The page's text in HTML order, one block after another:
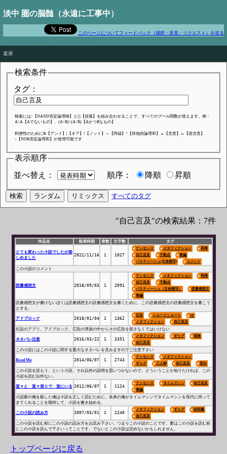
淡中 圏の脳髄（永遠に工事中）
このページについてフィードバック（感想・意見・リクエスト）を送る
書庫
検索条件
タグ：
検索には↑【NAND否定論理積】と()【括弧】を組み合わせることで、すべてのブール関数が使えます。例：
A↑A【Aでないもの】、(A↑B)↑(A↑B)【AかつBなもの】
利便性のために&【アンド】|【オア】!【ノット】⇔【同値】^【排他的論理和】→【含意】←【逆含意】
↓【NOR否定論理和】が使用可能です
表示順序
並べ替え：
順序： 降順 昇順
すべてのタグ
"自己言及"の検索結果：7件
作品名 発表時期 章数 文字数 タグ
とても変わった小説でしたが楽
しめました
2022/11/16 1 1027
ナンセンス メタフィクション
再帰
自己言及
不動点
掌編
パスティーシュ(文体模写)
コメント
この小説のコメント
読書感想文 2018/09/03 1 2091
ナンセンス メタフィクション
再帰
自己言及
不動点
パスティーシュ（文体模写）
読書感想文
掌編
読書感想文が書けないぼくは読書感想文の読書感想文を書くために、この読書感想文の読書感想文を書こう
とする。
アドブロック 2018/01/04 1 1362
広告 ショートショート
SF
メタフィクション
自己言及
伝説のアプリ、アドブロック。広告の津波の中からその広告を探さなくてはいけない
ネタバレ注意 2016/03/22 1 3351
メタフィクション ギャグ
冒険
自己言及
この小説にはこの小説に関する重大なネタバレを含みますのでご注意下さい
Read Me 2014/06/07 1 2743
ナンセンス
メタフィクション
ギャグ
三人称 自己言及 宣伝
この小説を読もう、という小説。それ以外の説明を思いつかないので、どういうことか知りたければ、この
小説を読む以外ない。
堂々と 堂々巡りで 堂にいる 2012/06/07 1 1124
ナンセンス タイムマシン
自己言及
掌編
小説家の俺を殺した俺は小説を正しく読むために、未来の俺がタイムマシンでタイムマシンを現代に持って
きてくれることを期待して、小説を書き始める。
この小説の読み方 2007/03/01 1 2240
メタフィクション ギャグ
説明書
自己言及
この小説を読む前にこの小説の読み方をお読み下さい。つまりこの小説のことです。要はこの小説を読む前
にこの小説を読んで下さいってことです。でないとこの小説は読めないかもしれません。
トップページに戻る